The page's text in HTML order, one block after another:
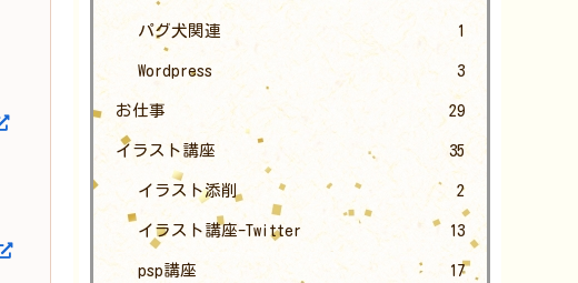
パグ犬関連 1
Wordpress 3
お仕事 29
イラスト講座 35
イラスト添削 2
イラスト講座-Twitter 13
psp講座 17